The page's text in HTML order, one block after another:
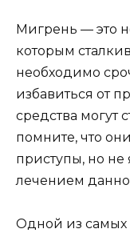
Мигрень — это
которым
необходимо
избавиться от
средства могут
помните, что
приступы, но
лечением
Одной из самых